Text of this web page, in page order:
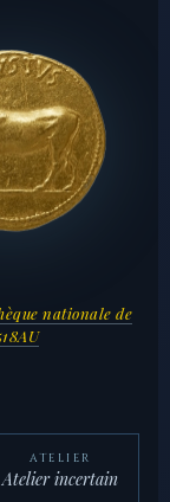
nationale de
ATELIER
Atelier incertain